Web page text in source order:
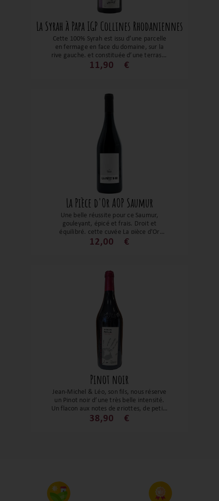
La Syrah à Papa IGP Collines Rhodaniennes
Cette 100% Syrah est issu d’une parcelle
en fermage en face du domaine, sur la
rive gauche, et constituée d’une terrasse
de galets roulés et d’une parcelle à côté
d’épices et de violette sur une belle
11,90 €
La Pièce d'Or AOP Saumur
Une belle réussite pour ce Saumur,
gouleyant, épicé et frais. Droit et
équilibré, cette cuvée La pièce d'Or
développe des notes généreuses de baies
apprécier dès aujourd'hui à l'apéritif ou
rapport prix-plaisir.
12,00 €
Pinot noir
Jean-Michel & Léo, son fils, nous réserve
un Pinot noir d’une très belle intensité.
Un flacon aux notes de griottes, de petits
fruits rouges et d'épices douces. Cette
38,90 €